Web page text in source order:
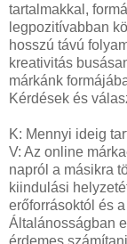
tartalmakkal,
legpozitívabban
hosszú távú
kreativitás
márkánk
Kérdések és
K: Mennyi ideig
V: Az online
napról a másikra
kiindulási
erőforrásoktól és
Általánosságban
érdemes